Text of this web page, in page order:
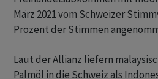
März 2021 vom Schweizer
Prozent der Stimmen
Laut der Allianz liefern
Palmöl in die Schweiz als